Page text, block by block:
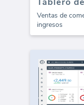
Ventas de
ingresos